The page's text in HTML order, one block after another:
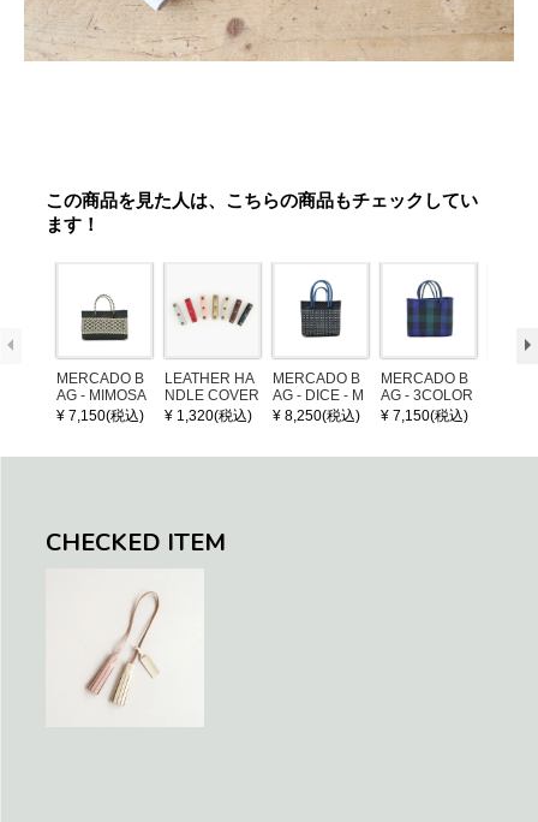
この商品を見た人は、こちらの商品もチェックしてい
ます！
MERCADO B
AG - MIMOSA
- Black / Crea
¥ 7,150(税込)
LEATHER HA
NDLE COVER
¥ 1,320(税込)
MERCADO B
AG - DICE - M
OSAIC - Black
¥ 8,250(税込)
MERCADO B
AG - 3COLOR
S CHECK - Bl
¥ 7,150(税込)
CHECKED ITEM